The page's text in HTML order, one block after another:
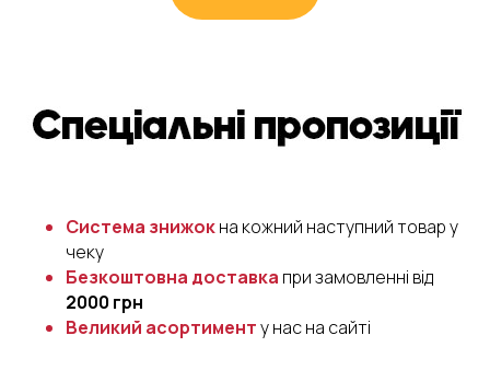
Система знижокна кожний наступний товар у
чеку
Безкоштовна доставка при замовленні від
2000 грн
Великий асортименту нас на сайті